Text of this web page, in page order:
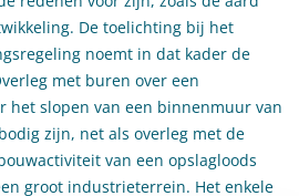
De toelichting bij het
noemt in dat kader de
met buren over een
het slopen van een binnenmuur van
zijn, net als overleg met de
van een opslagloods
groot industrieterrein. Het enkele